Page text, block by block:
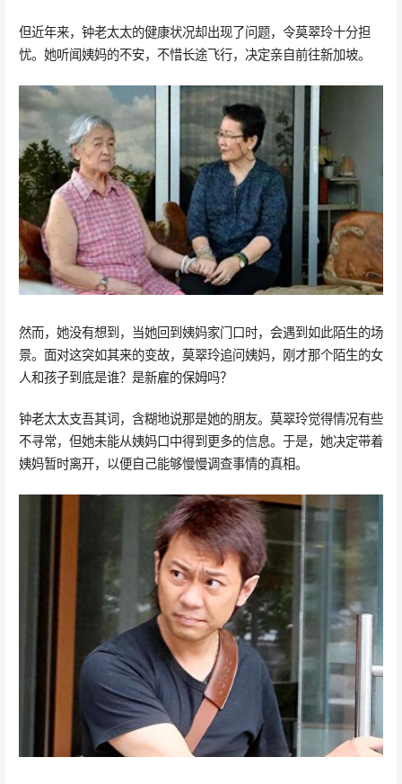
但近年来，钟老太太的健康状况却出现了问题，令莫翠玲十分担
忧。她听闻姨妈的不安，不惜长途飞行，决定亲自前往新加坡。
然而，她没有想到，当她回到姨妈家门口时，会遇到如此陌生的场
景。面对这突如其来的变故，莫翠玲追问姨妈，刚才那个陌生的女
人和孩子到底是谁？是新雇的保姆吗？
钟老太太支吾其词，含糊地说那是她的朋友。莫翠玲觉得情况有些
不寻常，但她未能从姨妈口中得到更多的信息。于是，她决定带着
姨妈暂时离开，以便自己能够慢慢调查事情的真相。